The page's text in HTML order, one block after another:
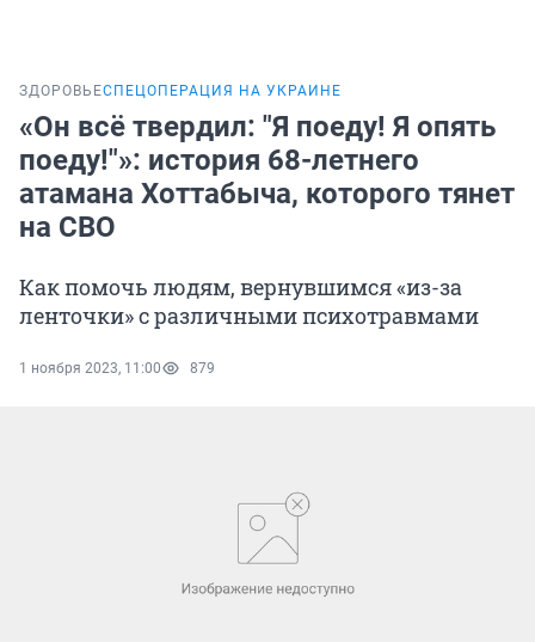
ЗДОРОВЬЕСПЕЦОПЕРАЦИЯ НА УКРАИНЕ
«Он всё твердил: "Я поеду! Я опять
поеду!"»: история 68-летнего
атамана Хоттабыча, которого тянет
на СВО
Как помочь людям, вернувшимся «из-за
ленточки» с различными психотравмами
1 ноября 2023, 11:00 879